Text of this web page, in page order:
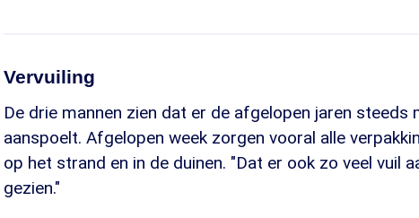
Vervuiling
De drie mannen zien dat er de afgelopen jaren
aanspoelt. Afgelopen week zorgen vooral alle
op het strand en in de duinen. "Dat er ook zo veel vuil
gezien."